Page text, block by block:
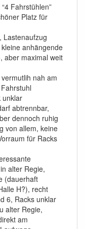
Fahrstühlen”
Platz für
Lastenaufzug
anhängende
aber maximal weit
nah am
unklar
abtrennbar,
dennoch ruhig
von allem, keine
für Racks
alter Regie,
(dauerhaft
H?), recht
6, Racks unklar
alter Regie,
am